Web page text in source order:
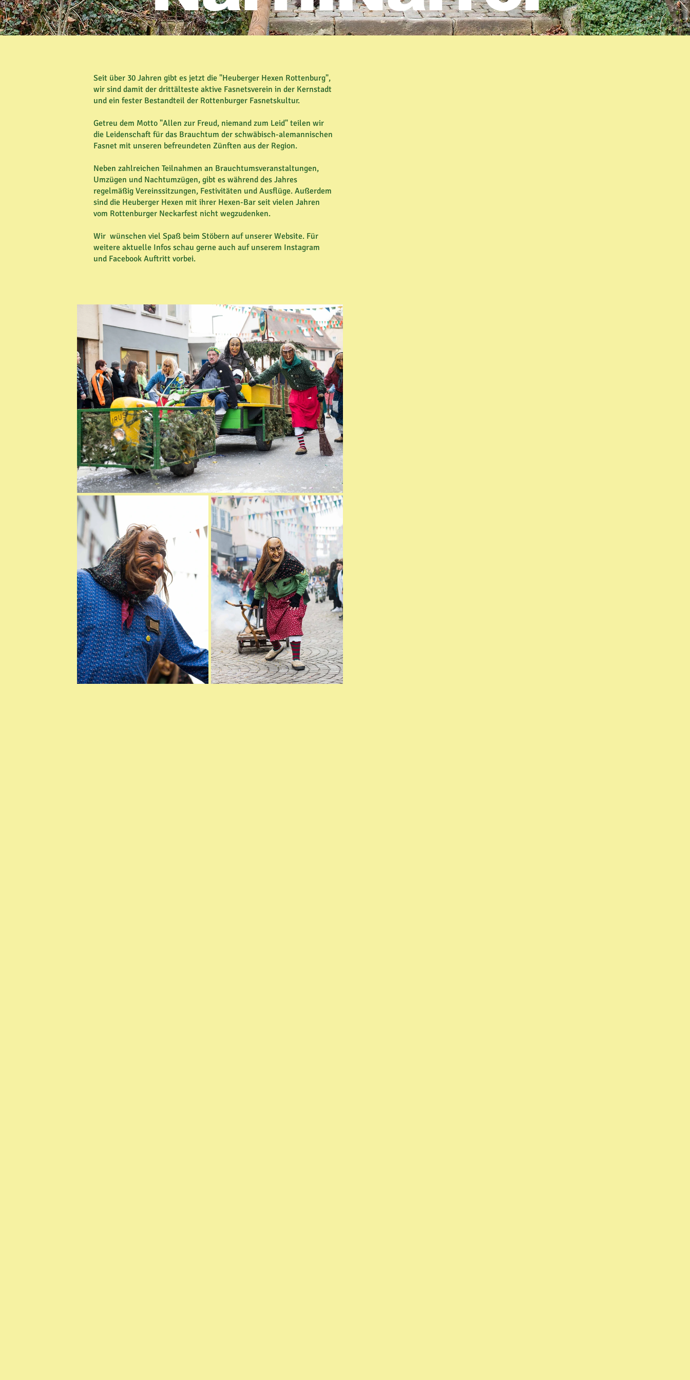
Seit über 30 Jahren gibt es jetzt die "Heuberger Hexen Rottenburg",
wir sind damit der drittälteste aktive Fasnetsverein in der Kernstadt
und ein fester Bestandteil der Rottenburger Fasnetskultur.
Getreu dem Motto "Allen zur Freud, niemand zum Leid" teilen wir
die Leidenschaft für das Brauchtum der schwäbisch-alemannischen
Fasnet mit unseren befreundeten Zünften aus der Region.
Neben zahlreichen Teilnahmen an Brauchtumsveranstaltungen,
Umzügen und Nachtumzügen, gibt es während des Jahres
regelmäßig Vereinssitzungen, Festivitäten und Ausflüge. Außerdem
sind die Heuberger Hexen mit ihrer Hexen-Bar seit vielen Jahren
vom Rottenburger Neckarfest nicht wegzudenken.
Wir wünschen viel Spaß beim Stöbern auf unserer Website. Für
weitere aktuelle Infos schau gerne auch auf unserem Instagram
und Facebook Auftritt vorbei.